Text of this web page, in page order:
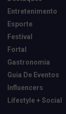
Entretenimento
Esporte
Festival
Fortal
Gastronomia
Guia De Eventos
Influencers
Lifestyle + Social